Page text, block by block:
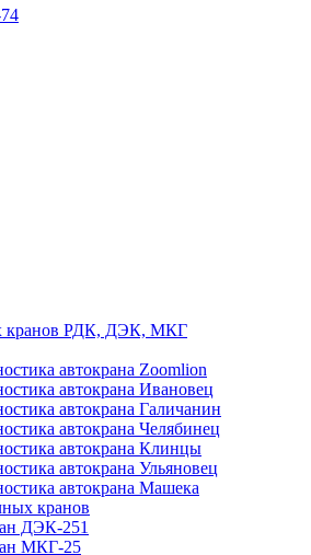
кранов РДК, ДЭК, МКГ
автокрана Zoomlion
автокрана Ивановец
автокрана Галичанин
автокрана Челябинец
автокрана Клинцы
автокрана Ульяновец
автокрана Машека
кранов
ДЭК-251
МКГ-25